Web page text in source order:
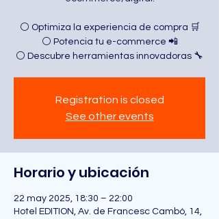
⚪ Optimiza la experiencia de compra 🛒
⚪ Potencia tu e-commerce 📲
⚪ Descubre herramientas innovadoras 🔧
Registration is closed
See other events
Horario y ubicación
22 may 2025, 18:30 – 22:00
Hotel EDITION, Av. de Francesc Cambó, 14,